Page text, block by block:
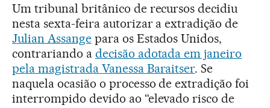
Um tribunal britânico de recursos decidiu
nesta sexta-feira autorizar a extradição de
Julian Assangepara os Estados Unidos,
contrariando a decisão adotada em janeiro
pela magistrada Vanessa Baraitser. Se
naquela ocasião o processo de extradição foi
interrompido devido ao “elevado risco de